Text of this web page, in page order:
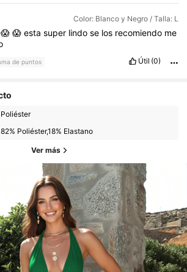
Color: Blanco y Negro / Talla: L
😱 😱 esta super lindo se los recomiendo me
de puntos Útil (0)
Poliéster
82% Poliéster,18% Elastano
Ver más
4.61 2.3K Seguidores